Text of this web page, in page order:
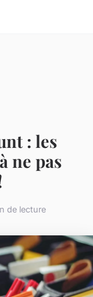
: les
ne pas
de lecture